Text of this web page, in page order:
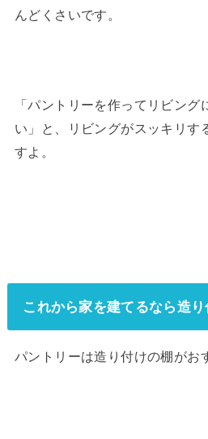
んどくさいです。
「パントリーを作ってリビング
い」と、リビングがスッキリす
すよ。
これから家を建てるなら造
パントリーは造り付けの棚がお